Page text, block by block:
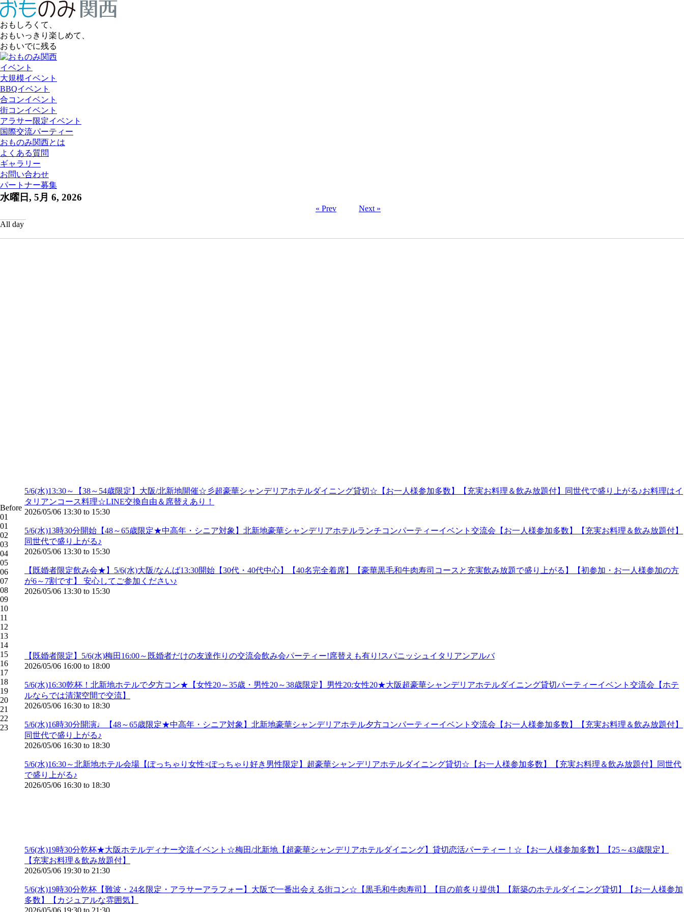
おもしろくて、
おもいっきり楽しめて、
おもいでに残る
イベント
大規模イベント
BBQイベント
合コンイベント
街コンイベント
アラサー限定イベント
国際交流パーティー
おものみ関西とは
よくある質問
ギャラリー
お問い合わせ
パートナー募集
水曜日, 5月 6, 2026
« Prev
Next »
All day
Before
01
01
02
03
04
05
06
07
08
09
10
11
12
13
14
15
16
17
18
19
20
21
22
23
5/6(水)13:30～【38～54歳限定】大阪/北新地開催☆彡超豪華シャンデリアホテルダイニング貸切☆【お一人様参加多数】【充実お料理＆飲み放題付】同世代で盛り上がる♪お料理はイ
タリアンコース料理☆LINE交換自由＆席替えあり！
2026/05/06 13:30 to 15:30
5/6(水)13時30分開始【48～65歳限定★中高年・シニア対象】北新地豪華シャンデリアホテルランチコンパーティーイベント交流会【お一人様参加多数】【充実お料理＆飲み放題付】
同世代で盛り上がる♪
2026/05/06 13:30 to 15:30
【既婚者限定飲み会★】5/6(水)大阪/なんば13:30開始【30代・40代中心】【40名完全着席】【豪華黒毛和牛肉寿司コースと充実飲み放題で盛り上がる】【初参加・お一人様参加の方
が6～7割です】 安心してご参加ください♪
2026/05/06 13:30 to 15:30
【既婚者限定】5/6(水)梅田16:00～既婚者だけの友達作りの交流会飲み会パーティー!席替えも有り!スパニッシュイタリアンアルバ
2026/05/06 16:00 to 18:00
5/6(水)16:30乾杯！北新地ホテルで夕方コン★【女性20～35歳・男性20～38歳限定】男性20:女性20★大阪超豪華シャンデリアホテルダイニング貸切パーティーイベント交流会【ホテ
ルならでは清潔空間で交流】
2026/05/06 16:30 to 18:30
5/6(水)16時30分開演♩【48～65歳限定★中高年・シニア対象】北新地豪華シャンデリアホテル夕方コンパーティーイベント交流会【お一人様参加多数】【充実お料理＆飲み放題付】
同世代で盛り上がる♪
2026/05/06 16:30 to 18:30
5/6(水)16:30～北新地ホテル会場【ぽっちゃり女性×ぽっちゃり好き男性限定】超豪華シャンデリアホテルダイニング貸切☆【お一人様参加多数】【充実お料理＆飲み放題付】同世代
で盛り上がる♪
2026/05/06 16:30 to 18:30
5/6(水)19時30分乾杯★大阪ホテルディナー交流イベント☆梅田/北新地【超豪華シャンデリアホテルダイニング】貸切恋活パーティー！☆【お一人様参加多数】【25～43歳限定】
【充実お料理＆飲み放題付】
2026/05/06 19:30 to 21:30
5/6(水)19時30分乾杯【難波・24名限定・アラサーアラフォー】大阪で一番出会える街コン☆【黒毛和牛肉寿司】【目の前炙り提供】【新築のホテルダイニング貸切】【お一人様参加
多数】【カジュアルな雰囲気】
2026/05/06 19:30 to 21:30